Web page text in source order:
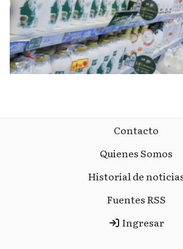
Contacto
Quienes Somos
Historial de
Fuentes RSS
Ingresar